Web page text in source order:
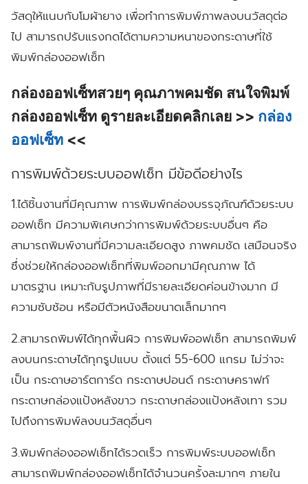
วัสดุให้แนบกับโมผ้ายาง เพื่อทำการพิมพ์ภาพลงบนวัสดุต่อ
ไป สามารถปรับแรงกดได้ตามความหนาของกระดาษที่ใช้
พิมพ์กล่องออฟเซ็ท
กล่องออฟเซ็ทสวยๆ คุณภาพคมชัด สนใจพิมพ์
กล่องออฟเซ็ท ดูรายละเอียดคลิกเลย >> กล่อง
ออฟเซ็ท <<
การพิมพ์ด้วยระบบออฟเซ็ท มีข้อดีอย่างไร
1.ได้ชิ้นงานที่มีคุณภาพ การพิมพ์กล่องบรรจุภัณฑ์ด้วยระบบ
ออฟเซ็ท มีความพิเศษกว่าการพิมพ์ด้วยระบบอื่นๆ คือ
สามารถพิมพ์งานที่มีความละเอียดสูง ภาพคมชัด เสมือนจริง
ซึ่งช่วยให้กล่องออฟเซ็ทที่พิมพ์ออกมามีคุณภาพ ได้
มาตรฐาน เหมาะกับรูปภาพที่มีรายละเอียดค่อนข้างมาก มี
ความซับซ้อน หรือมีตัวหนังสือขนาดเล็กมากๆ
2.สามารถพิมพ์ได้ทุกพื้นผิว การพิมพ์ออฟเซ็ท สามารถพิมพ์
ลงบนกระดาษได้ทุกรูปแบบ ตั้งแต่ 55-600 แกรม ไม่ว่าจะ
เป็น กระดาษอาร์ตการ์ด กระดาษปอนด์ กระดาษคราฟท์
กระดาษกล่องแป้งหลังขาว กระดาษกล่องแป้งหลังเทา รวม
ไปถึงการพิมพ์ลงบนวัสดุอื่นๆ
3.พิมพ์กล่องออฟเซ็ทได้รวดเร็ว การพิมพ์ระบบออฟเซ็ท
สามารถพิมพ์กล่องออฟเซ็ทได้จำนวนครั้งละมากๆ ภายใน